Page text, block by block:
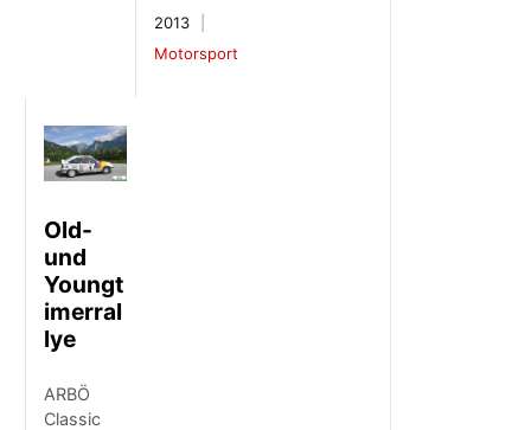
2013
Motorsport
Old-
und
Youngt
imerral
lye
ARBÖ
Classic